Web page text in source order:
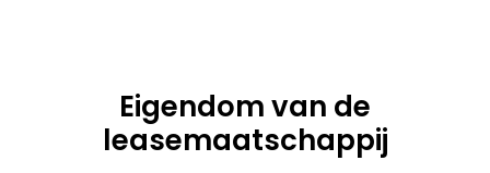
Eigendom van de
leasemaatschappij